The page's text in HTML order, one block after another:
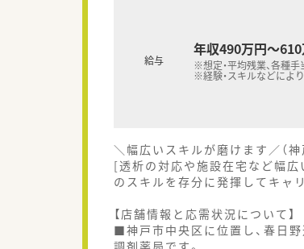
給与
年収490万円～
※想定・平均残業、各種
※経験・スキルなどによ
＼幅広いスキルが磨けます／（
[透析の対応や施設在宅など幅広
のスキルを存分に発揮してキャ
【店舗情報と応需状況について】
■神戸市中央区に位置し、春日
調剤薬局です。